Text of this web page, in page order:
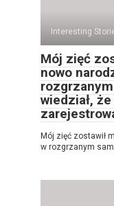
Interesting
Mój zięć
nowo
wiedział,
Mój zięć zostawił
w rozgrzanym